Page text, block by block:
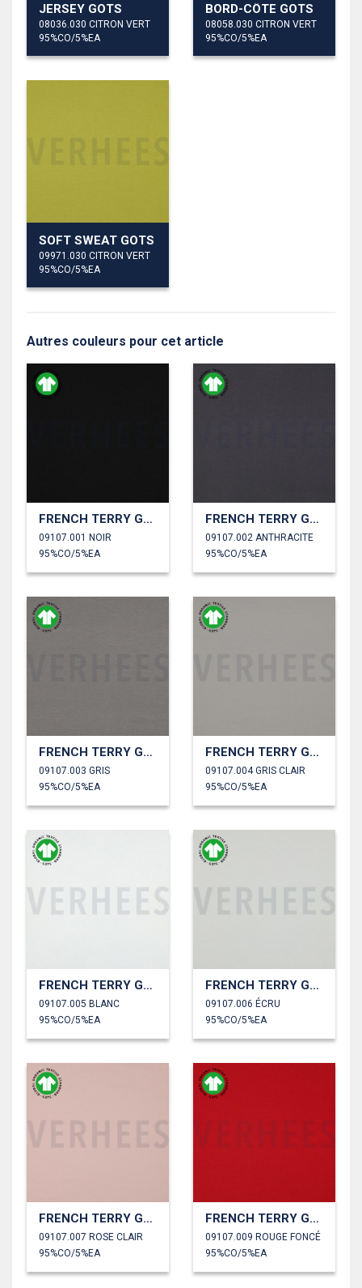
JERSEY GOTS
08036.030 CITRON VERT
95%CO/5%EA
BORD-CÔTE GOTS
08058.030 CITRON VERT
95%CO/5%EA
SOFT SWEAT GOTS
09971.030 CITRON VERT
95%CO/5%EA
Autres couleurs pour cet article
FRENCH TERRY GOTS
09107.001 NOIR
95%CO/5%EA
FRENCH TERRY GOTS
09107.002 ANTHRACITE
95%CO/5%EA
FRENCH TERRY GOTS
09107.003 GRIS
95%CO/5%EA
FRENCH TERRY GOTS
09107.004 GRIS CLAIR
95%CO/5%EA
FRENCH TERRY GOTS
09107.005 BLANC
95%CO/5%EA
FRENCH TERRY GOTS
09107.006 ÉCRU
95%CO/5%EA
FRENCH TERRY GOTS
09107.007 ROSE CLAIR
95%CO/5%EA
FRENCH TERRY GOTS
09107.009 ROUGE FONCÉ
95%CO/5%EA